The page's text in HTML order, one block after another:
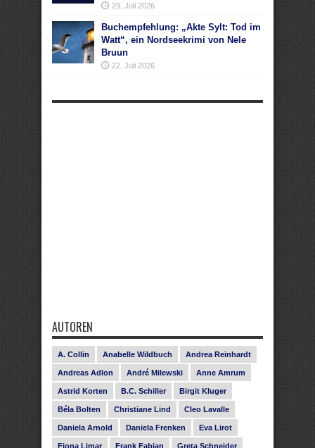
29. Juli 2026
Buchempfehlung: „Akte Sylt: Tod im
Watt“, ein Nordseekrimi von Nele
Bruun
22. Juli 2026
AUTOREN
A. Collin Anabelle Wildbuch Andrea Reinhardt
Andreas Adlon André Milewski Anne Amrum
Astrid Korten B.C. Schiller Birgit Kluger
Béla Bolten Christiane Lind Cleo Lavalle
Daniela Arnold Daniela Frenken Eva Lirot
Fiona Limar Frank Fabian Greta Schneider